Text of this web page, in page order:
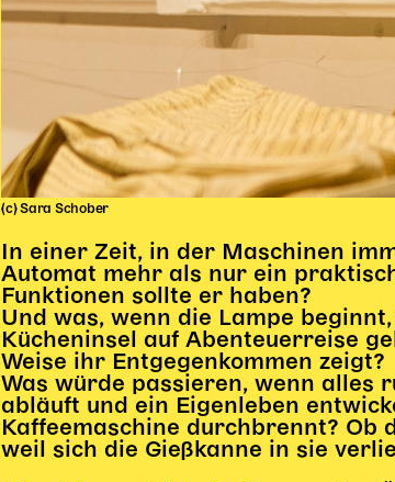
(c) Sara Schober
In einer Zeit, in der Maschinen
Automat mehr als nur ein
Funktionen sollte er haben?
Und was, wenn die Lampe
Kücheninsel auf Abenteuerreise
Weise ihr Entgegenkommen zeigt?
Was würde passieren, wenn alles
abläuft und ein Eigenleben
Kaffeemaschine durchbrennt? Ob
weil sich die Gießkanne in sie